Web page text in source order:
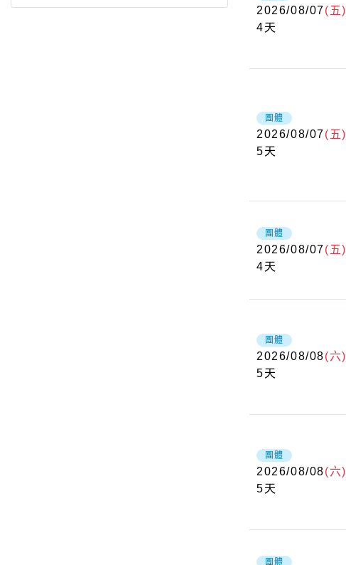
2026/08/07(五)
4天
團體
2026/08/07(五)
5天
團體
2026/08/07(五)
4天
團體
2026/08/08(六)
5天
團體
2026/08/08(六)
5天
團體